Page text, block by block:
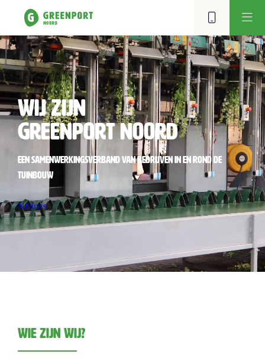
Wij zijn
Greenport Noord
Een samenwerkingsverband van bedrijven in en rond de
tuinbouw
Nieuws
Wie zijn wij?